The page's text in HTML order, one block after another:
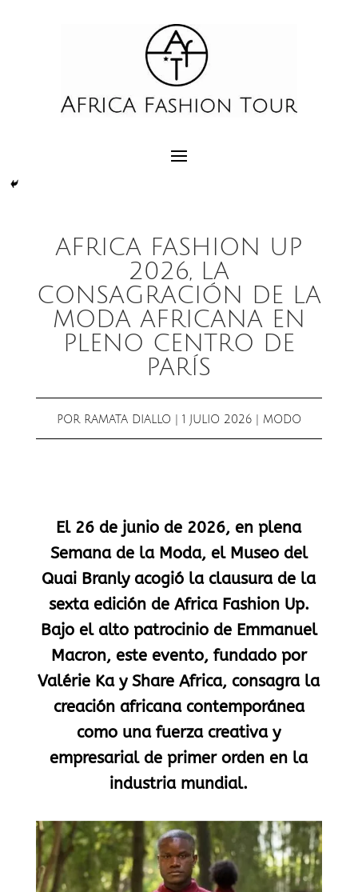
AFRICA FASHION UP
2026, LA
CONSAGRACIÓN DE LA
MODA AFRICANA EN
PLENO CENTRO DE
PARÍS
POR RAMATA DIALLO 1 JULIO 2026| MODO
El 26 de junio de 2026, en plena
Semana de la Moda, el Museo del
Quai Branly acogió la clausura de la
sexta edición de Africa Fashion Up.
Bajo el alto patrocinio de Emmanuel
Macron, este evento, fundado por
Valérie Ka y Share Africa, consagra la
creación africana contemporánea
como una fuerza creativa y
empresarial de primer orden en la
industria mundial.